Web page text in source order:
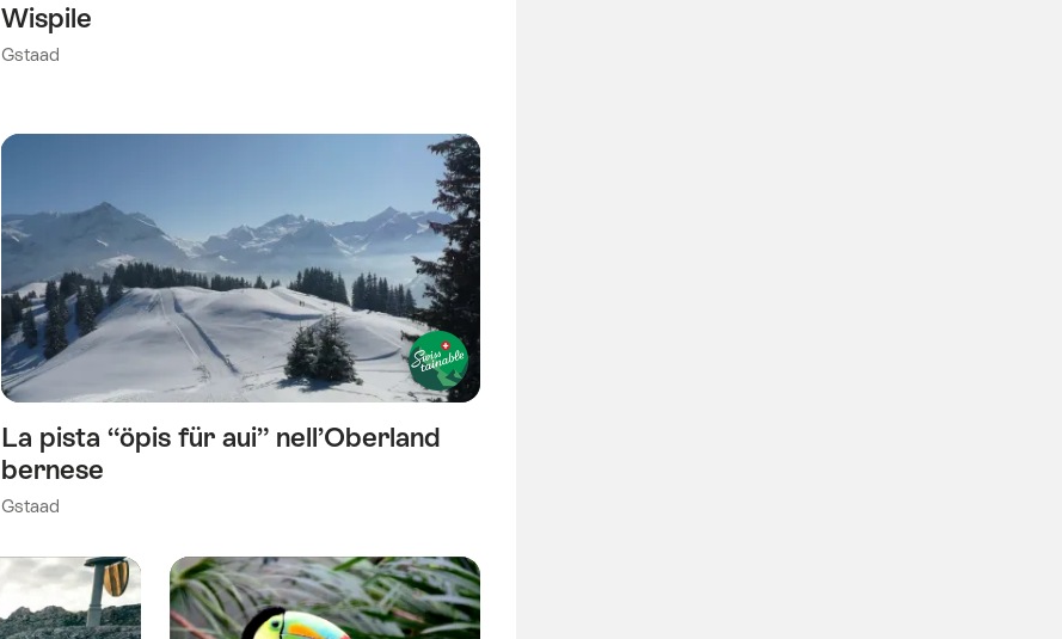
Wispile
Gstaad
La pista “öpis für aui” nell’Oberland
bernese
Gstaad